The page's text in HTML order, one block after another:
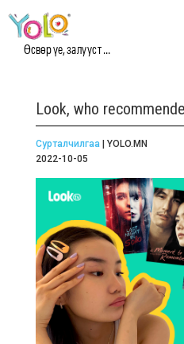
Өсвөр үе, залууст ...
Look, who
Сурталчилгаа| YOLO.MN
2022-10-05